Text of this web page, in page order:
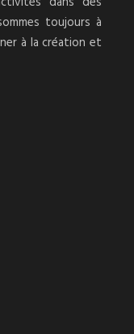
toujours à
à la création et